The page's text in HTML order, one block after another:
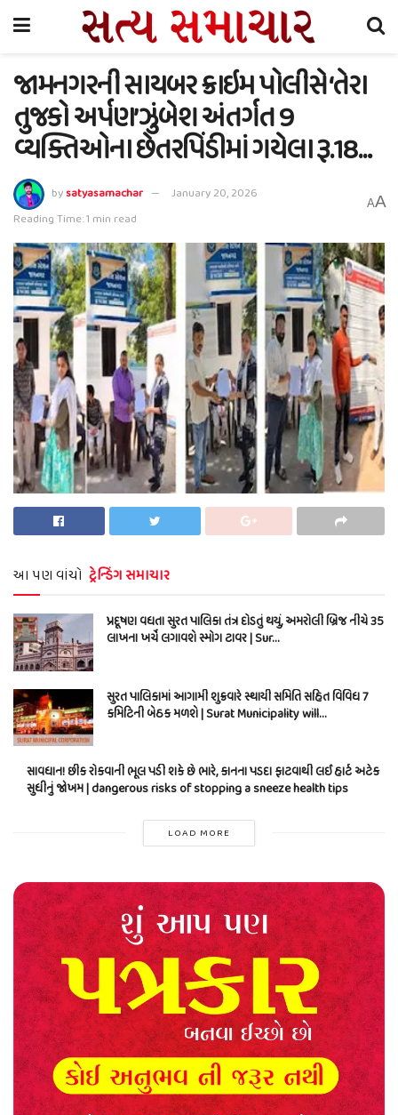
જામનગરની સાયબર ક્રાઇમ પોલીસે ‘તેરા
તુજકો અર્પણ’ ઝુંબેશ અંતર્ગત 9
વ્યક્તિઓના છેતરપિંડીમાં ગયેલા રૂ.18…
bysatyasamachar
January 20, 2026
Reading Time: 1 min read
AA
આ પણ વાંચો ટ્રેન્ડિંગ સમાચાર
પ્રદૂષણ વધતા સુરત પાલિકા તંત્ર દોડતું થયું, અમરોલી બ્રિજ નીચે 35
લાખના ખર્ચે લગાવશે સ્મોગ ટાવર | Sur…
સુરત પાલિકામાં આગામી શુક્રવારે સ્થાયી સમિતિ સહિત વિવિધ 7
કમિટિની બેઠક મળશે | Surat Municipality will…
સાવધાન! છીંક રોકવાની ભૂલ પડી શકે છે ભારે, કાનના પડદા ફાટવાથી લઈ હાર્ટ અટેક
સુધીનું જોખમ | dangerous risks of stopping a sneeze health tips
LOAD MORE